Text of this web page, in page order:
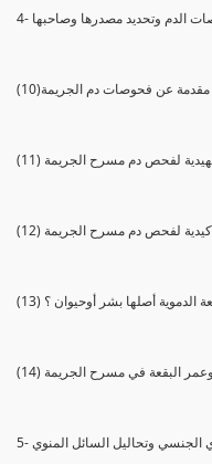
الدم وتحديد مصدرها وصاحبها
(10)مقدمة عن فحوصات دم الجريمة
التمهيدية لفحص دم مسرح الجريمة
التأكيدية لفحص دم مسرح الجريمة
الدموية أصلها بشر أوحيوان ؟
البقعة في مسرح الجريمة
الجنسي وتحاليل السائل المنوي